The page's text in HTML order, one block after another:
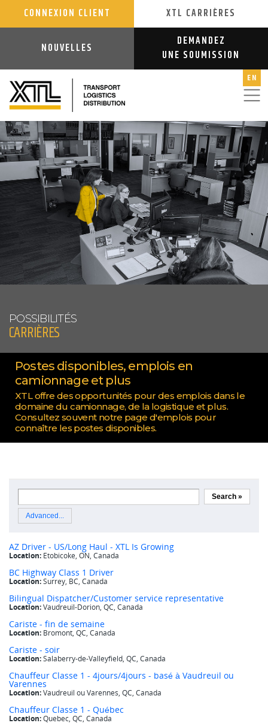
CONNEXION CLIENT XTL CARRIÈRES
NOUVELLES
DEMANDEZ
UNE SOUMISSION
EN
POSSIBILITÉS
CARRIÈRES
Postes disponibles, emplois en
camionnage et plus
XTL offre des opportunités pour des emplois dans le
domaine du camionnage, de la logistique et plus.
Consultez souvent notre page d'emplois pour
connaître les postes disponibles.